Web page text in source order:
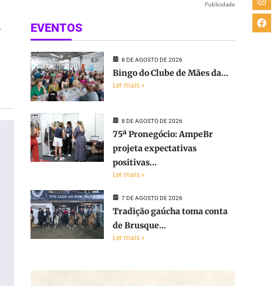
Publicidade
EVENTOS
8 DE AGOSTO DE 2026
Bingo do Clube de Mães da...
Ler mais »
8 DE AGOSTO DE 2026
75ª Pronegócio: AmpeBr
projeta expectativas
positivas...
Ler mais »
7 DE AGOSTO DE 2026
Tradição gaúcha toma conta
de Brusque...
Ler mais »